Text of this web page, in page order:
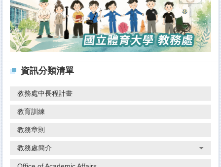
資訊分類清單
教務處中長程計畫
教育訓練
教務章則
教務處簡介